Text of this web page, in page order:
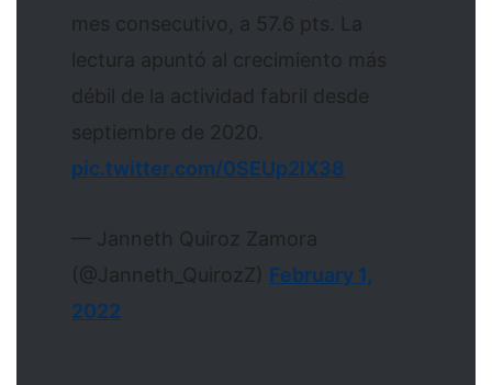
mes consecutivo, a 57.6 pts. La
lectura apuntó al crecimiento más
débil de la actividad fabril desde
septiembre de 2020.
pic.twitter.com/0SEUp2lX38
— Janneth Quiroz Zamora
(@Janneth_QuirozZ) February 1,
2022